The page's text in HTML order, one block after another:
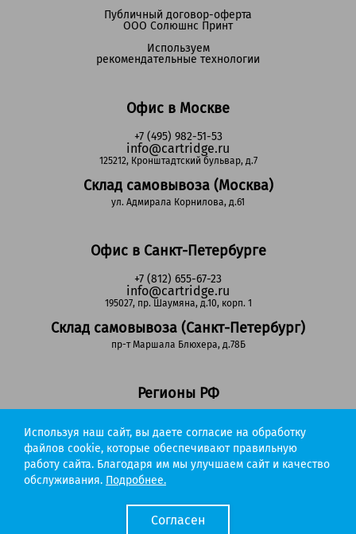
Офис в Москве
+7 (495) 982-51-53
info@cartridge.ru
125212, Кронштадтский бульвар, д.7
Склад самовывоза (Москва)
ул. Адмирала Корнилова, д.61
Офис в Санкт-Петербурге
+7 (812) 655-67-23
info@cartridge.ru
195027, пр. Шаумяна, д.10, корп. 1
Склад самовывоза (Санкт-Петербург)
пр-т Маршала Блюхера, д.78Б
Регионы РФ
(звонок бесплатный)
info@cartridge.ru
Публичный договор-оферта
ООО Солюшнс Принт
Используем
рекомендательные технологии
Cartridge.ru 2012-2026. Все права защищены
Используя наш сайт, вы даете согласие на обработку
файлов cookie, которые обеспечивают правильную
работу сайта. Благодаря им мы улучшаем сайт и качество
обслуживания. Подробнее.
Согласен